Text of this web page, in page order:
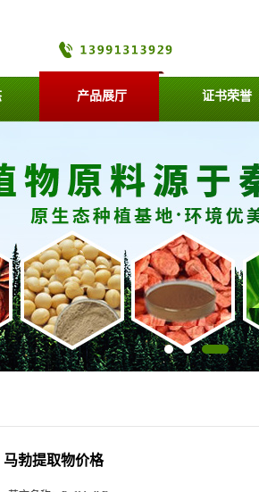
产品展厅 证书荣誉
马勃提取物价格